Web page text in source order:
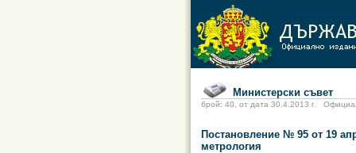
Министерски съвет
брой: 40, от дата 30.4.2013 г.
Постановление № 95 от 19
метрология